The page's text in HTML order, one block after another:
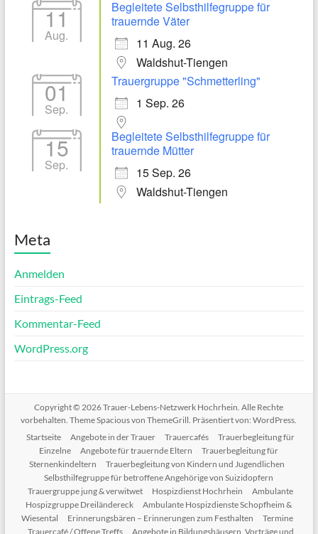
11
Aug.
Begleitete Selbsthilfegruppe für
trauernde Väter
11 Aug. 26
Waldshut-Tiengen
01
Sep.
Trauergruppe "Schmetterling"
1 Sep. 26
15
Sep.
Begleitete Selbsthilfegruppe für
trauernde Mütter
15 Sep. 26
Waldshut-Tiengen
Meta
Anmelden
Eintrags-Feed
Kommentar-Feed
WordPress.org
Copyright © 2026Trauer-Lebens-Netzwerk Hochrhein. Alle Rechte
vorbehalten. ThemeSpaciousvon ThemeGrill. Präsentiert von:WordPress.
Startseite
Angebote in der Trauer Trauercafés
Trauerbegleitung für
Einzelne
Angebote für trauernde Eltern
Trauerbegleitung für
Sternenkindeltern
Trauerbegleitung von Kindern und Jugendlichen
Selbsthilfegruppe für betroffene Angehörige von Suizidopfern
Trauergruppe jung & verwitwet
Hospizdienst Hochrhein
Ambulante
Hospizgruppe Dreiländereck
Ambulante Hospizdienste Schopfheim &
Wiesental
Erinnerungsbären – Erinnerungen zum Festhalten
Termine
Trauercafé / Offene Treffs
Angebote in Bildungshäusern, Vorträge und